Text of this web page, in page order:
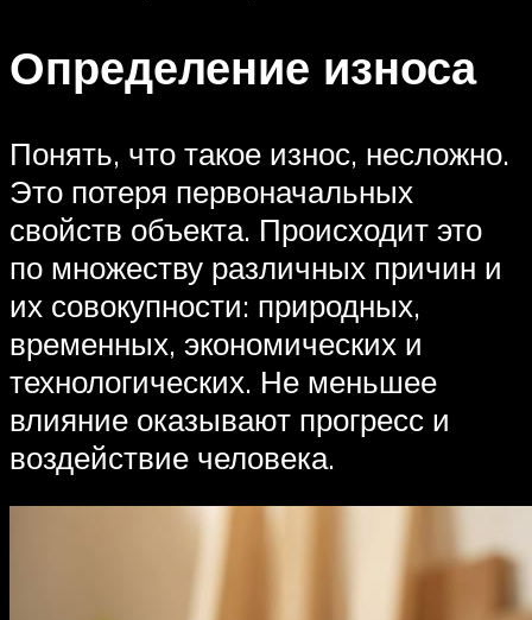
Определение износа
Понять, что такое износ, несложно.
Это потеря первоначальных
свойств объекта. Происходит это
по множеству различных причин и
их совокупности: природных,
временных, экономических и
технологических. Не меньшее
влияние оказывают прогресс и
воздействие человека.